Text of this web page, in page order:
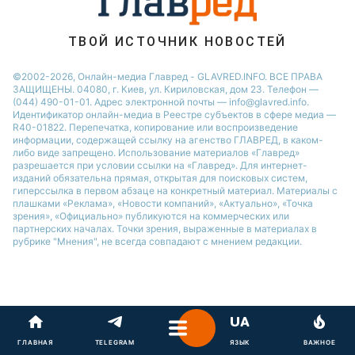
Новости Одессы
ТВОЙ ИСТОЧНИК НОВОСТЕЙ
©2002-2026, Онлайн-медиа Главред - GLAVRED.INFO. ВСЕ ПРАВА
ЗАЩИЩЕНЫ. 04080, г. Киев, ул. Кириловская, дом 23. Телефон —
(044) 490-01-01. Адрес электронной почты — info@glavred.info.
Идентификатор онлайн-медиа в Реестре cубъектов в сфере медиа —
R40-01822. Перепечатка, копирование или воспроизведение
информации, содержащей ссылку на агенство ГЛАВРЕД, в каком-
либо виде запрещено. Использование материалов «Главред»
разрешается при условии ссылки на «Главред». Для интернет-
изданий обязательна прямая, открытая для поисковых систем,
гиперссылка в первом абзаце на конкретный материал. Материалы с
плашками «Реклама», «Новости компаний», «Актуально», «Точка
зрения», «Официально» публикуются на коммерческих или
партнерских началах. Точки зрения, выраженные в материалах в
рубрике "Мнения", не всегда совпадают с мнением редакции.
ГЛАВНАЯ TELEGRAM ЯЗЫК ВАЖНОЕ